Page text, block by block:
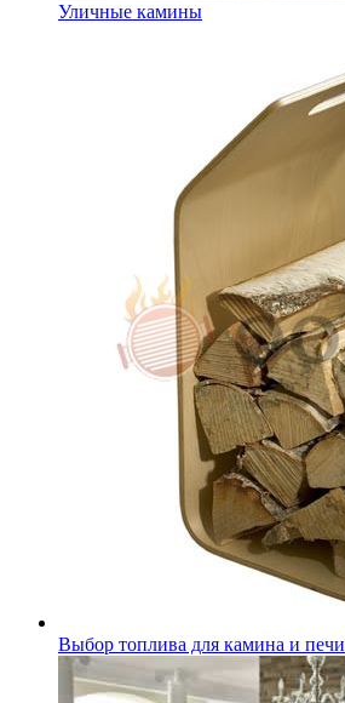
Уличные камины
Выбор топлива для камина и печи